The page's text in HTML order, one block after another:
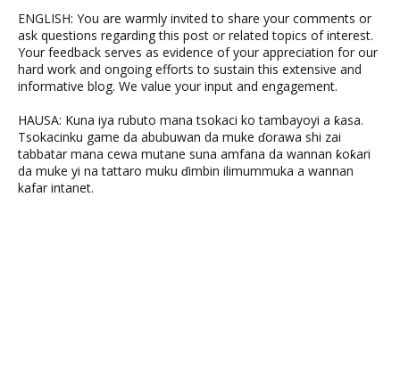
ENGLISH: You are warmly invited to share your comments or
ask questions regarding this post or related topics of interest.
Your feedback serves as evidence of your appreciation for our
hard work and ongoing efforts to sustain this extensive and
informative blog. We value your input and engagement.
HAUSA: Kuna iya rubuto mana tsokaci ko tambayoyi a ƙasa.
Tsokacinku game da abubuwan da muke ɗorawa shi zai
tabbatar mana cewa mutane suna amfana da wannan ƙoƙari
da muke yi na tattaro muku ɗimbin ilimummuka a wannan
kafar intanet.